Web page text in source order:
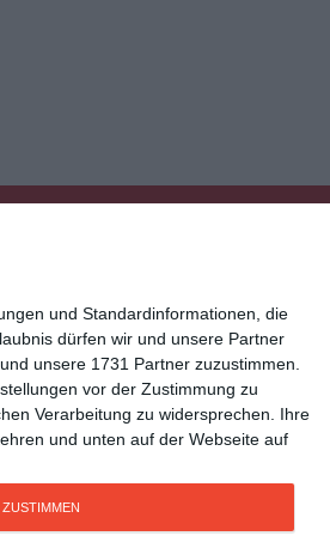
und Standardinformationen, die
dürfen wir und unsere Partner
unsere 1731 Partner zuzustimmen.
vor der Zustimmung zu
Verarbeitung zu widersprechen. Ihre
und unten auf der Webseite auf
ZUSTIMMEN